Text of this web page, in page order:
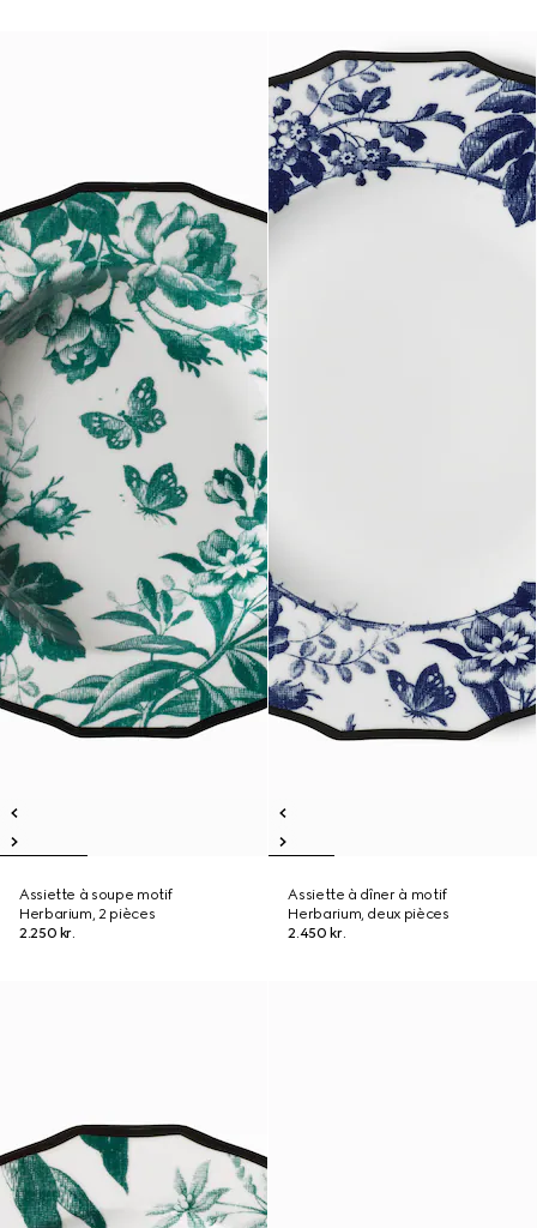
Assiette à soupe motif
Herbarium, 2 pièces
2.250 kr.
Assiette à dîner à motif
Herbarium, deux pièces
2.450 kr.